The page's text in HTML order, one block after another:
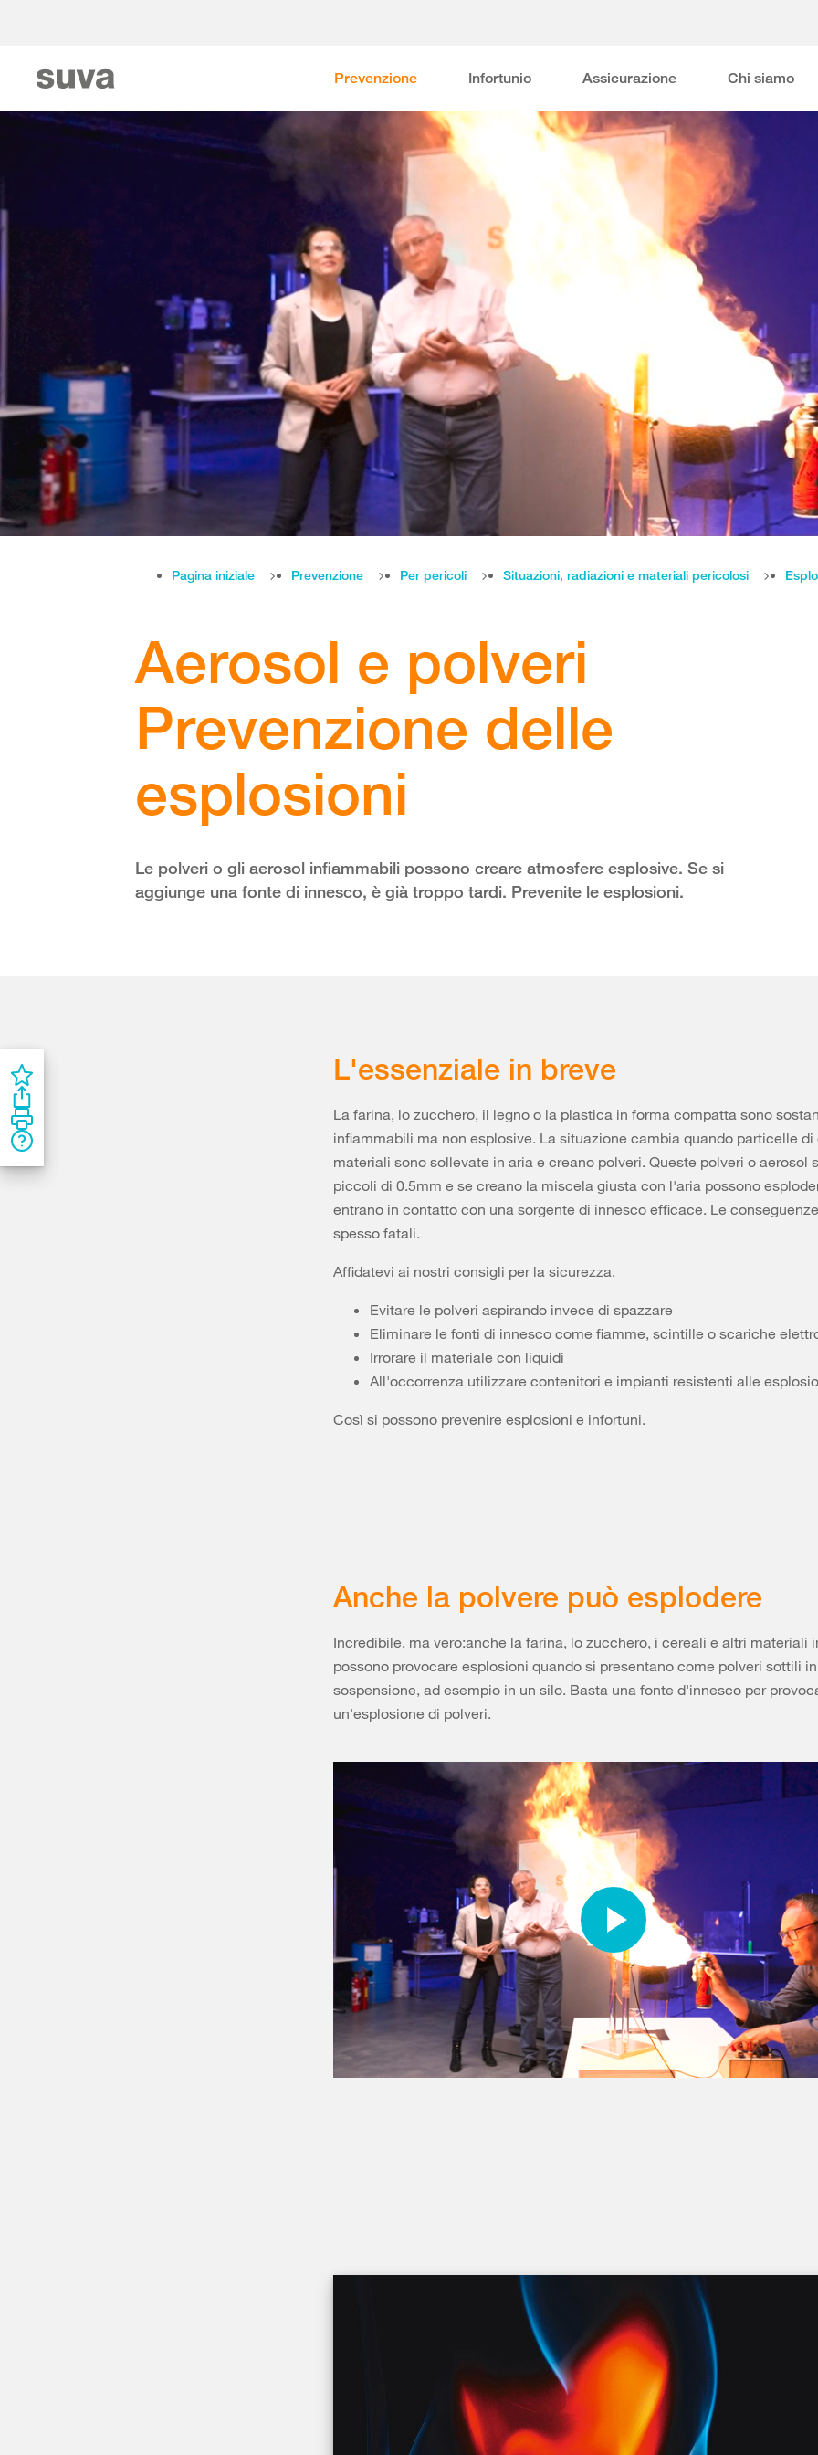
Prevenzione Infortunio Assicurazione Chi siamo
Pagina iniziale Prevenzione Per pericoli Situazioni, radiazioni e materiali pericolosi
Aerosol e polveri
Prevenzione delle
esplosioni
Le polveri o gli aerosol infiammabili possono creare atmosfere esplosive. Se si
aggiunge una fonte di innesco, è già troppo tardi. Prevenite le esplosioni.
L'essenziale in breve
La farina, lo zucchero, il legno o la plastica in forma compatta sono
infiammabili ma non esplosive. La situazione cambia quando particelle di
materiali sono sollevate in aria e creano polveri. Queste polveri o aerosol
piccoli di 0.5mm e se creano la miscela giusta con l'aria possono
entrano in contatto con una sorgente di innesco efficace. Le
spesso fatali.
Affidatevi ai nostri consigli per la sicurezza.
Evitare le polveri aspirando invece di spazzare
Eliminare le fonti di innesco come fiamme, scintille o scariche
Irrorare il materiale con liquidi
All'occorrenza utilizzare contenitori e impianti resistenti alle
Così si possono prevenire esplosioni e infortuni.
Anche la polvere può esplodere
Incredibile, ma vero:anche la farina, lo zucchero, i cereali e altri materiali
possono provocare esplosioni quando si presentano come polveri sottili in
sospensione, ad esempio in un silo. Basta una fonte d'innesco per
un'esplosione di polveri.